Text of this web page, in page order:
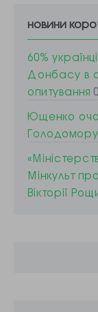
новини
60%
Донбасу в
опитування
Ющенко
Голодомору
Мінкульт
Вікторії